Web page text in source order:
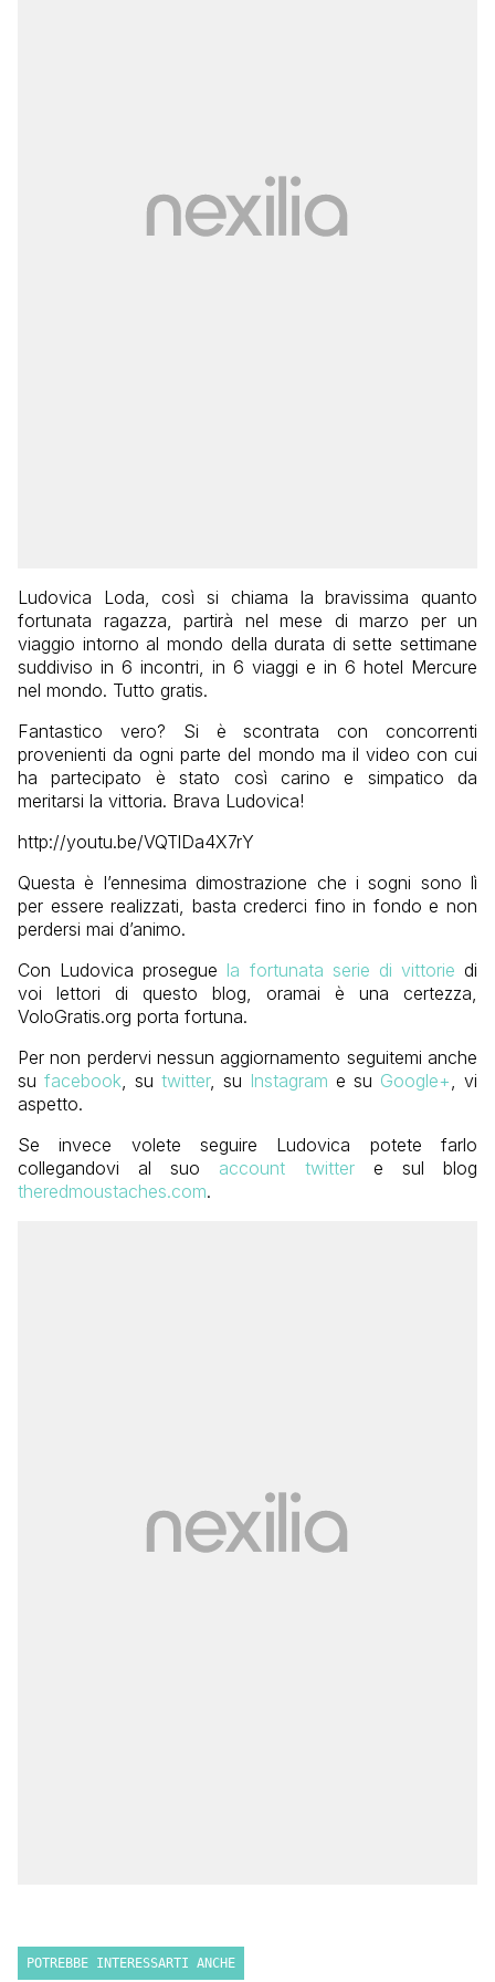
Ludovica Loda, così si chiama la bravissima quanto
fortunata ragazza, partirà nel mese di marzo per un
viaggio intorno al mondo della durata di sette settimane
suddiviso in 6 incontri, in 6 viaggi e in 6 hotel Mercure
nel mondo. Tutto gratis.
Fantastico vero? Si è scontrata con concorrenti
provenienti da ogni parte del mondo ma il video con cui
ha partecipato è stato così carino e simpatico da
meritarsi la vittoria. Brava Ludovica!
http://youtu.be/VQTlDa4X7rY
Questa è l’ennesima dimostrazione che i sogni sono lì
per essere realizzati, basta crederci fino in fondo e non
perdersi mai d’animo.
Con Ludovica prosegue la fortunata serie di vittorie di
voi lettori di questo blog, oramai è una certezza,
VoloGratis.org porta fortuna.
Per non perdervi nessun aggiornamento seguitemi anche
su facebook, su twitter, su Instagram e su Google+, vi
aspetto.
Se invece volete seguire Ludovica potete farlo
collegandovi al suo account twittere sul blog
theredmoustaches.com.
POTREBBE INTERESSARTI ANCHE